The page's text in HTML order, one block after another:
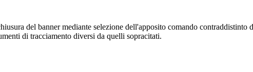
del banner mediante selezione dell'apposito comando
di tracciamento diversi da quelli sopracitati.